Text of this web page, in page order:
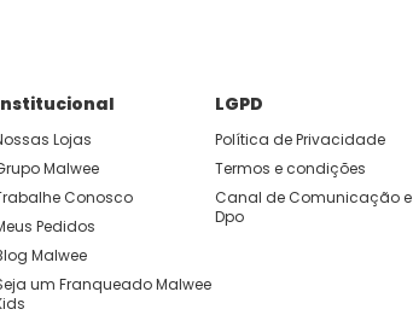
Lojas
Malwee
Conosco
Pedidos
Malwee
um Franqueado Malwee
LGPD
Política de Privacidade
Termos e condições
Canal de Comunicação e
Dpo